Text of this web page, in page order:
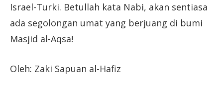
Israel-Turki. Betullah kata Nabi, akan sentiasa
ada segolongan umat yang berjuang di bumi
Masjid al-Aqsa!
Oleh: Zaki Sapuan al-Hafiz